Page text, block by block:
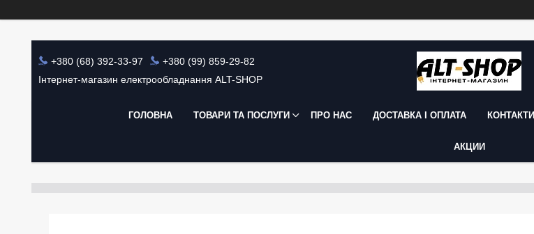
+380 (68) 392-33-97
+380 (99) 859-29-82
Інтернет-магазин електрообладнання ALT-SHOP
ГОЛОВНА ТОВАРИ ТА ПОСЛУГИ ПРО НАС ДОСТАВКА І ОПЛАТА КОНТАКТИ
АКЦИИ